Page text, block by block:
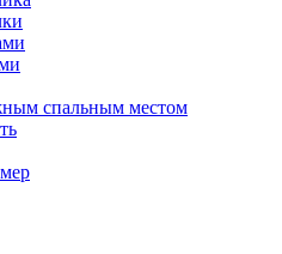
спальным местом